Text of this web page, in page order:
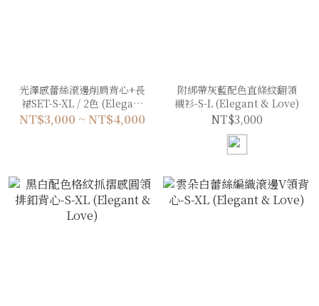
光澤感蕾絲滾邊削肩背心+長
裙SET-S-XL / 2色 (Elegant
& Love)
NT$3,000 ~ NT$4,000
附綁帶灰藍配色直條紋翻領
襯衫-S-L (Elegant & Love)
NT$3,000